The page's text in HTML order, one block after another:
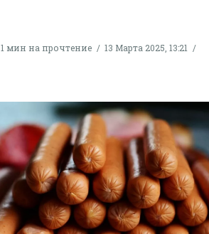
1 мин на прочтение 13 Марта 2025, 13:21